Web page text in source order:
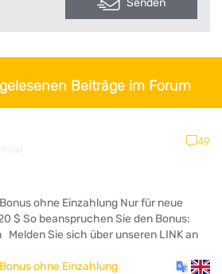
Senden
Beiträge im Forum
49
ohne Einzahlung Nur für neue
$ So beanspruchen Sie den Bonus:
Sie sich über unseren LINK an
ohne Einzahlung